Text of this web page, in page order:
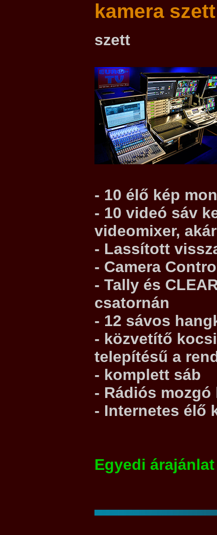
kamera szett
szett
- 10 élő kép
- 10 videó sáv
videomixer,
- Lassított
- Camera
- Tally és
csatornán
- 12 sávos
- közvetítő
telepítésű a
- komplett sáb
- Rádiós
- Internetes élő
Egyedi